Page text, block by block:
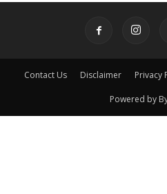
Contact Us Disclaimer Privacy
Powered by